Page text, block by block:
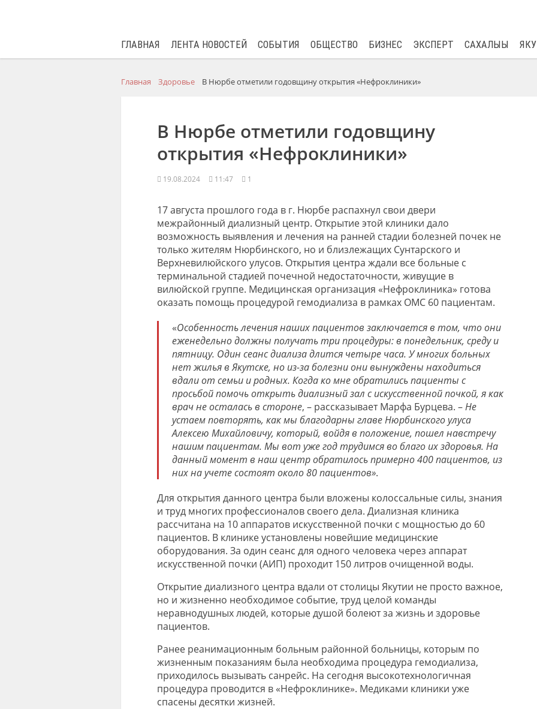
ГЛАВНАЯ ЛЕНТА НОВОСТЕЙ СОБЫТИЯ ОБЩЕСТВО БИЗНЕС ЭКСПЕРТ САХАЛЫЫ
Главная Здоровье В Нюрбе отметили годовщину открытия «Нефроклиники»
В Нюрбе отметили годовщину
открытия «Нефроклиники»
19.08.2024 11:47 1
17 августа прошлого года в г. Нюрбе распахнул свои двери
межрайонный диализный центр. Открытие этой клиники дало
возможность выявления и лечения на ранней стадии болезней почек не
только жителям Нюрбинского, но и близлежащих Сунтарского и
Верхневилюйского улусов. Открытия центра ждали все больные с
терминальной стадией почечной недостаточности, живущие в
вилюйской группе. Медицинская организация «Нефроклиника» готова
оказать помощь процедурой гемодиализа в рамках ОМС 60 пациентам.
«Особенность лечения наших пациентов заключается в том, что они
еженедельно должны получать три процедуры: в понедельник, среду и
пятницу. Один сеанс диализа длится четыре часа. У многих больных
нет жилья в Якутске, но из-за болезни они вынуждены находиться
вдали от семьи и родных. Когда ко мне обратились пациенты с
просьбой помочь открыть диализный зал с искусственной почкой, я как
врач не осталась в стороне, – рассказывает Марфа Бурцева. –Не
устаем повторять, как мы благодарны главе Нюрбинского улуса
Алексею Михайловичу, который, войдя в положение, пошел навстречу
нашим пациентам. Мы вот уже год трудимся во благо их здоровья. На
данный момент в наш центр обратилось примерно 400 пациентов, из
них на учете состоят около 80 пациентов».
Для открытия данного центра были вложены колоссальные силы, знания
и труд многих профессионалов своего дела. Диализная клиника
рассчитана на 10 аппаратов искусственной почки с мощностью до 60
пациентов. В клинике установлены новейшие медицинские
оборудования. За один сеанс для одного человека через аппарат
искусственной почки (АИП) проходит 150 литров очищенной воды.
Открытие диализного центра вдали от столицы Якутии не просто важное,
но и жизненно необходимое событие, труд целой команды
неравнодушных людей, которые душой болеют за жизнь и здоровье
пациентов.
Ранее реанимационным больным районной больницы, которым по
жизненным показаниям была необходима процедура гемодиализа,
приходилось вызывать санрейс. На сегодня высокотехнологичная
процедура проводится в «Нефроклинике». Медиками клиники уже
спасены десятки жизней.